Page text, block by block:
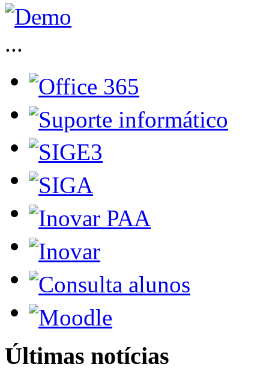
...
Últimas notícias